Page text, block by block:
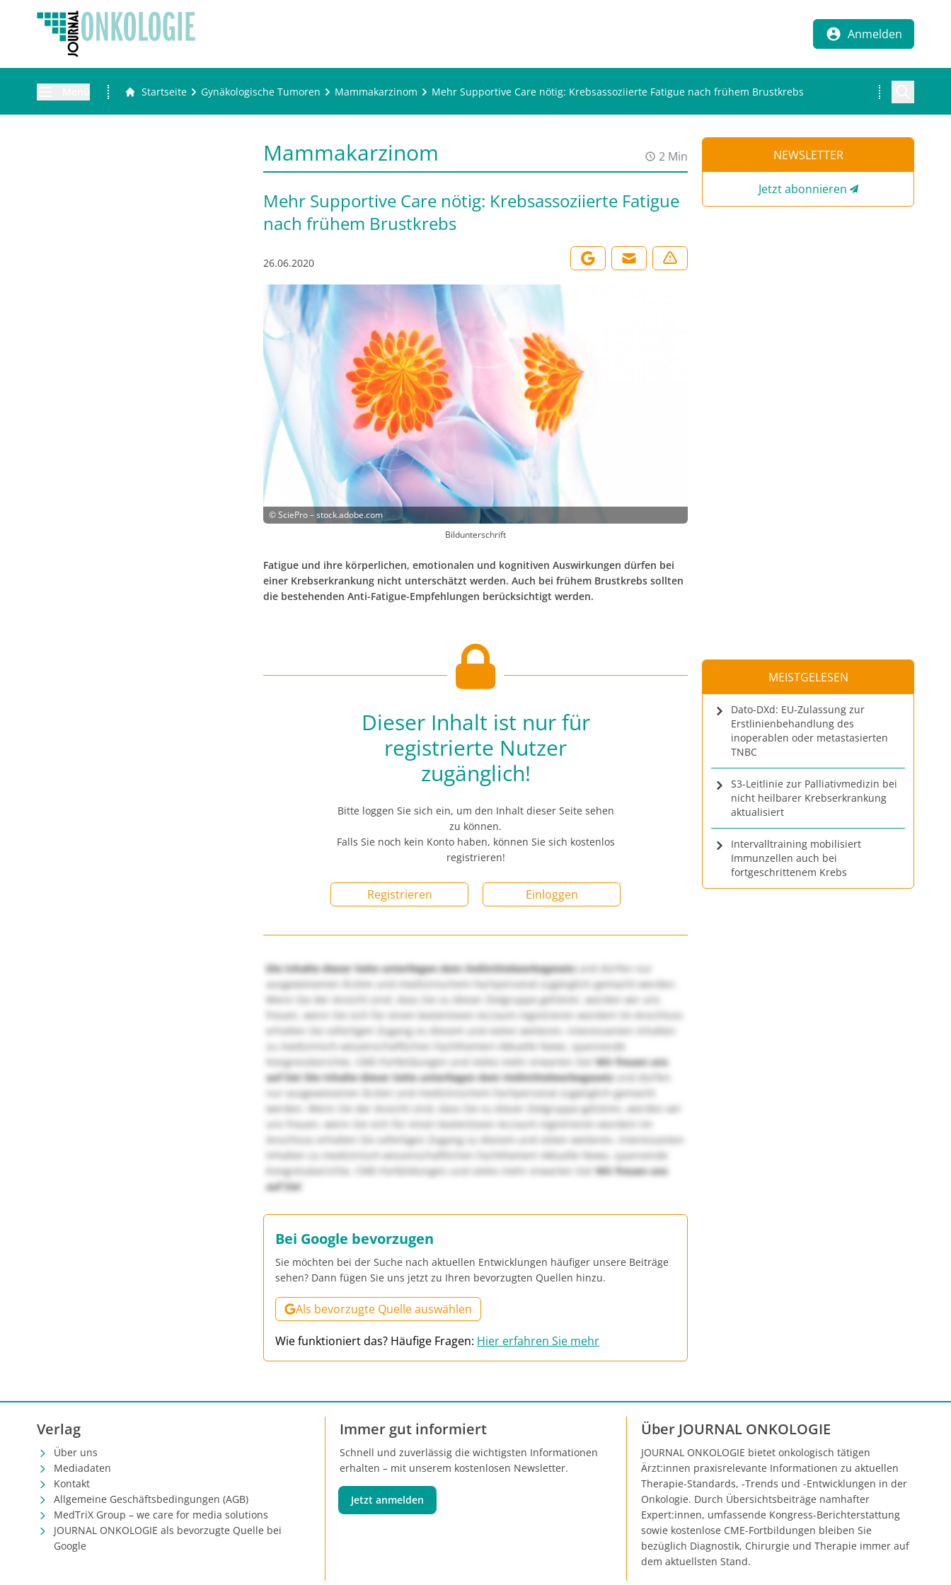
Anmelden
Startseite Gynäkologische Tumoren Mammakarzinom Mehr Supportive Care nötig: Krebsassoziierte Fatigue nach frühem Brustkrebs
Mammakarzinom 2 Min
Mehr Supportive Care nötig: Krebsassoziierte Fatigue
nach frühem Brustkrebs
26.06.2020
©SciePro – stock.adobe.com
Bildunterschrift
Fatigue und ihre körperlichen, emotionalen und kognitiven Auswirkungen dürfen bei
einer Krebserkrankung nicht unterschätzt werden. Auch bei frühem Brustkrebs sollten
die bestehenden Anti-Fatigue-Empfehlungen berücksichtigt werden.
Dieser Inhalt ist nur für
registrierte Nutzer
zugänglich!
Bitte loggen Sie sich ein, um den Inhalt dieser Seite sehen
zu können.
Falls Sie noch kein Konto haben, können Sie sich kostenlos
registrieren!
Registrieren Einloggen
Die Inhalte dieser Seite unterliegen dem Heilmittelwerbegesetzund dürfen nur
ausgewiesenen Ärzten und medizinischem Fachpersonal zugänglich gemacht werden.
Wenn Sie der Ansicht sind, dass Sie zu dieser Zielgruppe gehören, würden wir uns
freuen, wenn Sie sich für einen kostenlosen Account registrieren würden! Im Anschluss
erhalten Sie sofortigen Zugang zu diesem und vielen weiteren, interessanten Inhalten
zu medizinisch-wissenschaftlichen Fachthemen! Aktuelle News, spannende
Kongressberichte, CME-Fortbildungen und vieles mehr erwarten Sie!Wir freuen uns
auf Sie! Die Inhalte dieser Seite unterliegen dem Heilmittelwerbegesetzund dürfen
nur ausgewiesenen Ärzten und medizinischem Fachpersonal zugänglich gemacht
werden. Wenn Sie der Ansicht sind, dass Sie zu dieser Zielgruppe gehören, würden wir
uns freuen, wenn Sie sich für einen kostenlosen Account registrieren würden! Im
Anschluss erhalten Sie sofortigen Zugang zu diesem und vielen weiteren, interessanten
Inhalten zu medizinisch-wissenschaftlichen Fachthemen! Aktuelle News, spannende
Kongressberichte, CME-Fortbildungen und vieles mehr erwarten Sie! Wir freuen uns
auf Sie!
Bei Google bevorzugen
Sie möchten bei der Suche nach aktuellen Entwicklungen häufiger unsere Beiträge
sehen? Dann fügen Sie uns jetzt zu Ihren bevorzugten Quellen hinzu.
Als bevorzugte Quelle auswählen
Wie funktioniert das? Häufige Fragen: Hier erfahren Sie mehr
NEWSLETTER
Jetzt abonnieren
MEISTGELESEN
Dato-DXd: EU-Zulassung zur
Erstlinienbehandlung des
inoperablen oder metastasierten
TNBC
S3-Leitlinie zur Palliativmedizin bei
nicht heilbarer Krebserkrankung
aktualisiert
Intervalltraining mobilisiert
Immunzellen auch bei
fortgeschrittenem Krebs
Verlag
Über uns
Mediadaten
Kontakt
Allgemeine Geschäftsbedingungen (AGB)
MedTriX Group – we care for media solutions
JOURNAL ONKOLOGIE als bevorzugte Quelle bei
Google
Immer gut informiert
Schnell und zuverlässig die wichtigsten Informationen
erhalten – mit unserem kostenlosen Newsletter.
Jetzt anmelden
Über JOURNAL ONKOLOGIE
JOURNAL ONKOLOGIE bietet onkologisch tätigen
Ärzt:innen praxisrelevante Informationen zu aktuellen
Therapie-Standards, -Trends und -Entwicklungen in der
Onkologie. Durch Übersichtsbeiträge namhafter
Expert:innen, umfassende Kongress-Berichterstattung
sowie kostenlose CME-Fortbildungen bleiben Sie
bezüglich Diagnostik, Chirurgie und Therapie immer auf
dem aktuellsten Stand.